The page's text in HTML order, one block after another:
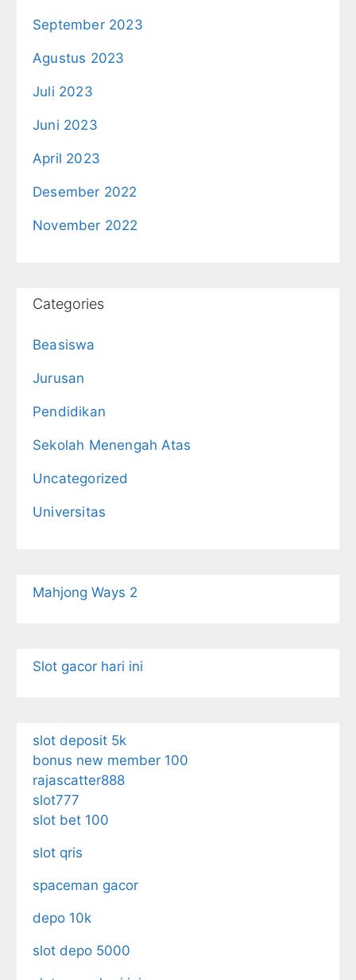
September 2023
Agustus 2023
Juli 2023
Juni 2023
April 2023
Desember 2022
November 2022
Categories
Beasiswa
Jurusan
Pendidikan
Sekolah Menengah Atas
Uncategorized
Universitas
Mahjong Ways 2
Slot gacor hari ini
slot deposit 5k
bonus new member 100
rajascatter888
slot777
slot bet 100
slot qris
spaceman gacor
depo 10k
slot depo 5000